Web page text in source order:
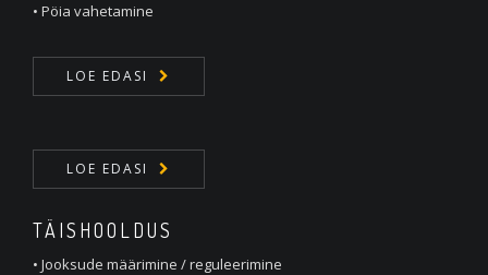
• Pöia vahetamine
LOE EDASI
LOE EDASI
TÄISHOOLDUS
• Jooksude määrimine / reguleerimine